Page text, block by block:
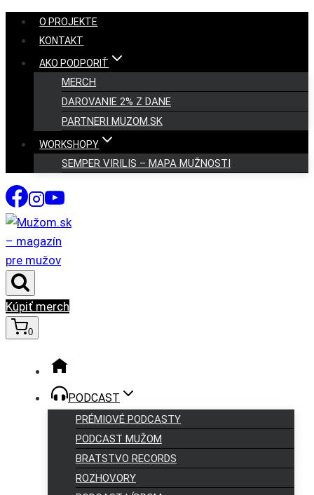
Skip
content
O PROJEKTE
KONTAKT
AKO PODPORIŤ
MERCH
DAROVANIE 2% Z DANE
PARTNERI MUZOM.SK
WORKSHOPY
SEMPER VIRILIS – MAPA MUŽNOSTI
Kúpiť merch
0
PODCAST
PRÉMIOVÉ PODCASTY
PODCAST MUŽOM
BRATSTVO RECORDS
ROZHOVORY